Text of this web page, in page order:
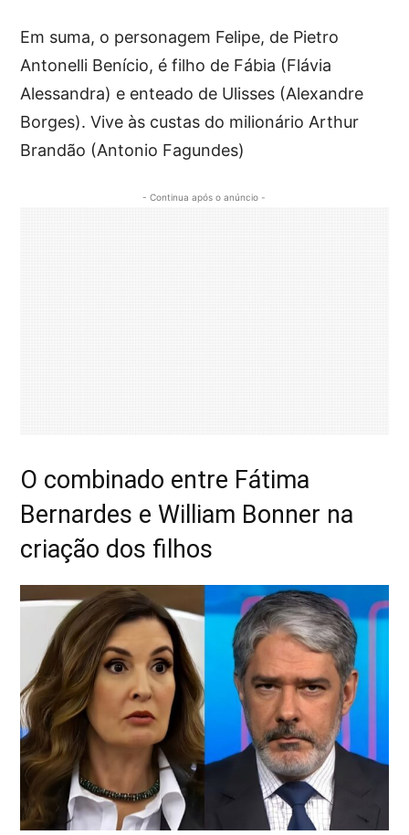
Em suma, o personagem Felipe, de Pietro
Antonelli Benício, é filho de Fábia (Flávia
Alessandra) e enteado de Ulisses (Alexandre
Borges). Vive às custas do milionário Arthur
Brandão (Antonio Fagundes)
- Continua após o anúncio -
O combinado entre Fátima
Bernardes e William Bonner na
criação dos filhos